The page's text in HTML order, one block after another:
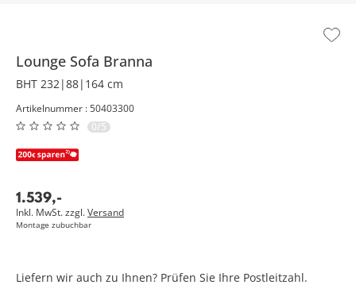
Lounge Sofa Branna
BHT 232|88|164 cm
Artikelnummer : 50403300
0/5
1.539,-
Inkl. MwSt. zzgl.Versand
Montage zubuchbar
Liefern wir auch zu Ihnen? Prüfen Sie Ihre Postleitzahl.